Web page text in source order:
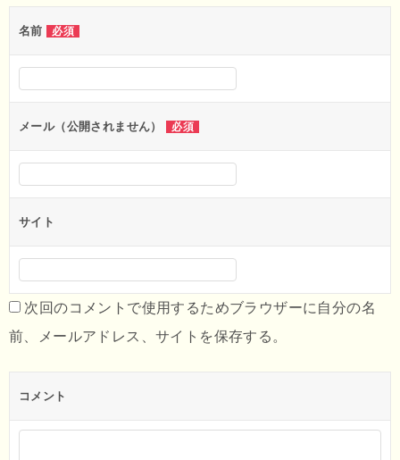
ー
ョ
名前 必須
メール（公開されません） 必須
サイト
次回のコメントで使用するためブラウザーに自分の名
前、メールアドレス、サイトを保存する。
コメント